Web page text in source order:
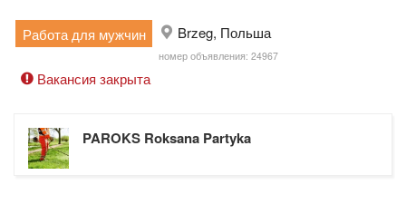
Работа для мужчин Brzeg, Польша
номер объявления: 24967
Вакансия закрыта
PAROKS Roksana Partyka